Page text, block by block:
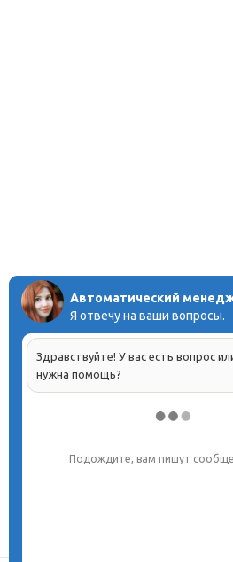
Автоматический
Я отвечу на ваши вопросы.
Здравствуйте! У вас есть вопрос
нужна помощь?
Напишите, что вас интересует, и мы